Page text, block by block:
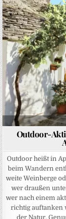
Outdoor-
Outdoor heißt in
beim Wandern
weite Weinberge
wer draußen
wer nach einem
richtig auftanken
der Natur,